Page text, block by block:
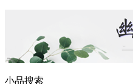
小品搜索